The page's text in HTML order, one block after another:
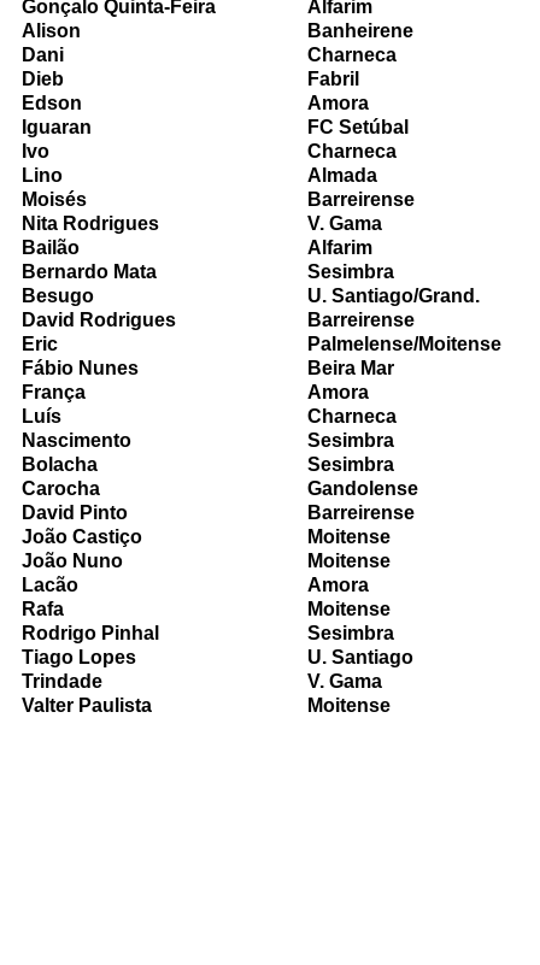
Gonçalo Quinta-Feira
Alfarim
Alison
Banheirene
Dani
Charneca
Dieb
Fabril
Edson
Amora
Iguaran
FC Setúbal
Ivo
Charneca
Lino
Almada
Moisés
Barreirense
Nita Rodrigues
V. Gama
Bailão
Alfarim
Bernardo Mata
Sesimbra
Besugo
U. Santiago/Grand.
David Rodrigues
Barreirense
Eric
Palmelense/Moitense
Fábio Nunes
Beira Mar
França
Amora
Luís
Charneca
Nascimento
Sesimbra
Bolacha
Sesimbra
Carocha
Gandolense
David Pinto
Barreirense
João Castiço
Moitense
João Nuno
Moitense
Lacão
Amora
Rafa
Moitense
Rodrigo Pinhal
Sesimbra
Tiago Lopes
U. Santiago
Trindade
V. Gama
Valter Paulista
Moitense